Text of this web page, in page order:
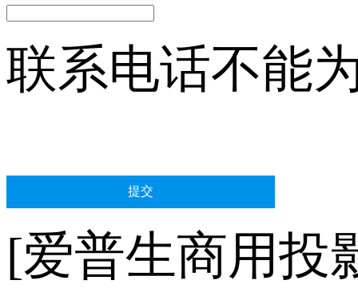
联系电话不能
[爱普生商用投